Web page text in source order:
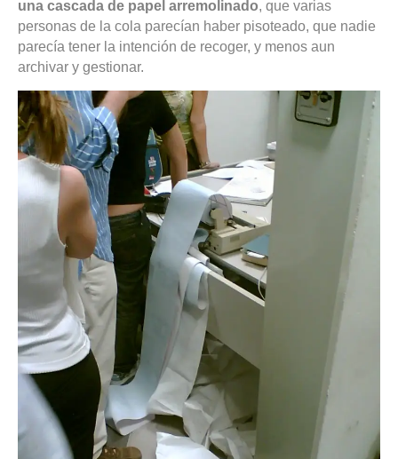
una cascada de papel arremolinado, que varias
personas de la cola parecían haber pisoteado, que nadie
parecía tener la intención de recoger, y menos aun
archivar y gestionar.